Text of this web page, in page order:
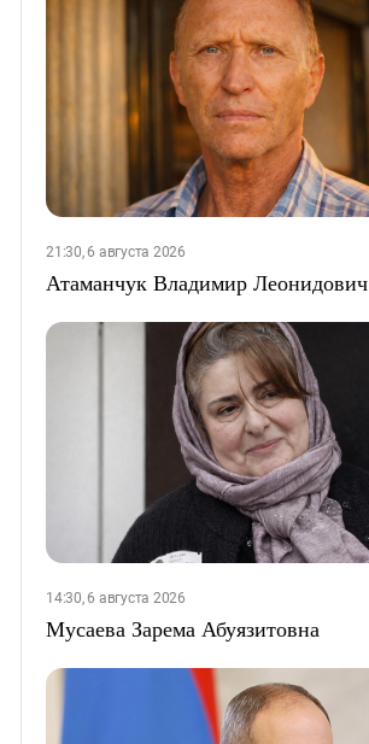
21:30, 6 августа 2026
Атаманчук Владимир Леонидович
14:30, 6 августа 2026
Мусаева Зарема Абуязитовна